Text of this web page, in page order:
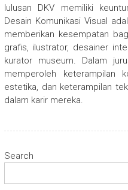
lulusan DKV memiliki
Desain Komunikasi Visual
memberikan kesempatan
grafis, ilustrator, desainer
kurator museum. Dalam
memperoleh keterampilan
estetika, dan keterampilan
dalam karir mereka.
Search